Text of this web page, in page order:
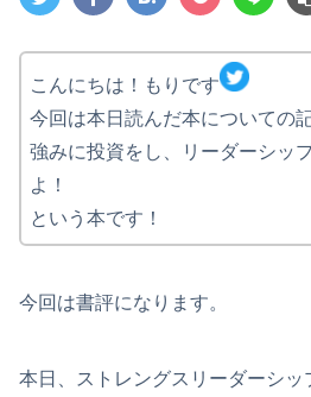
こんにちは！ もりです
今回は本日読んだ本についての
強みに投資をし、リーダーシッ
よ！
という本です！
今回は書評になります。
本日、ストレングスリーダーシッ